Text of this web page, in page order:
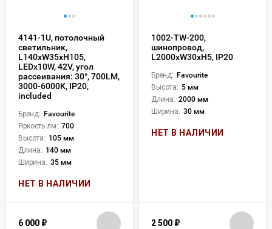
4141-1U, потолочный
светильник,
L140xW35xH105,
LEDx10W, 42V, угол
рассеивания: 30°, 700LM,
3000-6000K, IP20,
included
Бренд: Favourite
Яркость лм: 700
Высота: 105 мм
Длина: 140 мм
Ширина: 35 мм
НЕТ В НАЛИЧИИ
6 000 ₽
1002-TW-200,
шинопровод,
L2000xW30xH5, IP20
Бренд: Favourite
Высота: 5 мм
Длина: 2000 мм
Ширина: 30 мм
НЕТ В НАЛИЧИИ
2 500 ₽